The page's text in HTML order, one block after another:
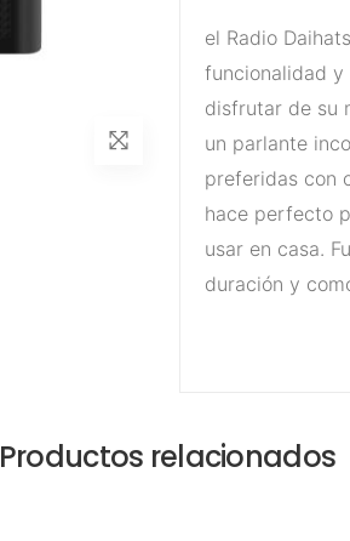
el Radio
funcionalidad y
disfrutar de su
un parlante
preferidas con
hace perfecto
usar en casa.
duración y
Productos relacionados